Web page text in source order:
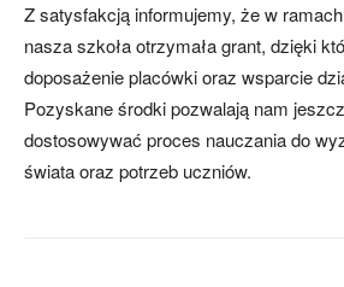
Z satysfakcją informujemy, że w
nasza szkoła otrzymała grant, dzięki
doposażenie placówki oraz wsparcie
Pozyskane środki pozwalają nam
dostosowywać proces nauczania do
świata oraz potrzeb uczniów.